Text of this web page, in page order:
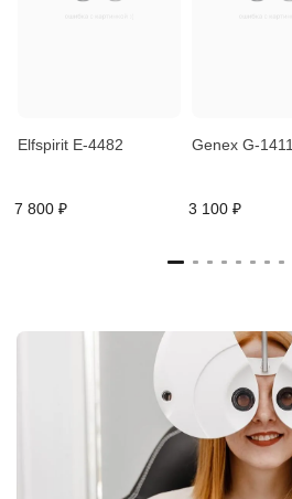
Elfspirit E-4482
7 800 ₽
Genex G-1411
3 100 ₽